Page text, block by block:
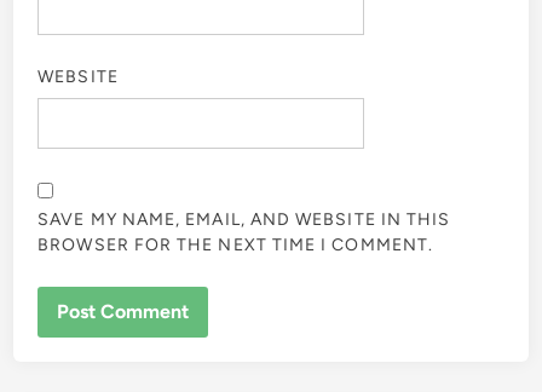
WEBSITE
SAVE MY NAME, EMAIL, AND WEBSITE IN THIS
BROWSER FOR THE NEXT TIME I COMMENT.